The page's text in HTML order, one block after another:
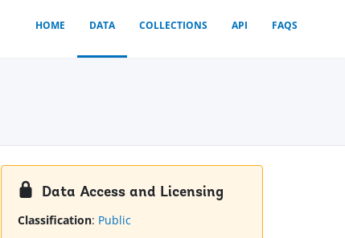
HOME DATA COLLECTIONS API FAQS
Data Access and Licensing
Classification: Public